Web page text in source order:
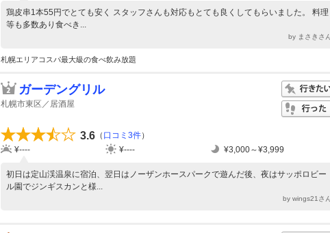
鶏皮串1本55円でとても安く スタッフさんも対応もとても良くしてもらいました。 料理
等も多数あり食べき...
by まさきさん
札幌エリアコスパ最大級の食べ飲み放題
ガーデングリル
札幌市東区／居酒屋
3.6 （ 口コミ3件）
¥----
¥---- ¥3,000～¥3,999
初日は定山渓温泉に宿泊、翌日はノーザンホースパークで遊んだ後、夜はサッポロビー
ル園でジンギスカンと様...
by wings21さん